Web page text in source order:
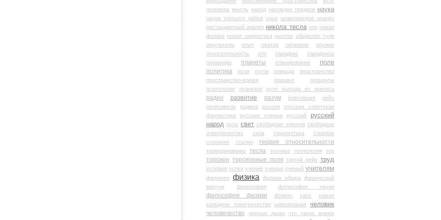
человека мысль народ наследие предков наука
наука третьего рейха наци
неархимедов анализ
нестандартный анализ никола тесла нло новая
физика новая энергетика ньютон общество туле
оккультизм
опыт оратор организм
оружие
относительность
ото парадокс
парадоксы
пирамиды
планеты планирование
поле
политика
поля поток природа
пространство
пространство-время
процент
проценты
психология
пуанкаре пути выхода из кризиса
радио развитие разум революция
рейх
релятивизм
родина россия
русская советская
фантастика
русские ученые русский
русский
народ русь свет свободная энергия свободное
электричество
сила синергетика
славяне
сознание
сталин теория относительности
термодинамика тесла техника технология тор
торсион торсионные поля третий рейх труд
условия успех учение ученые ученый учителям
феномен физика физика эфира
физический
вакуум
философия философия науки
философия физики форекс хаос
химия
холодное электричество
цивилизация человек
человечество черные дыры
что такое время